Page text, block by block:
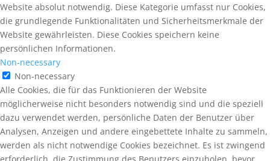
Website absolut notwendig. Diese Kategorie umfasst nur Cookies,
die grundlegende Funktionalitäten und Sicherheitsmerkmale der
Website gewährleisten. Diese Cookies speichern keine
persönlichen Informationen.
Non-necessary
Non-necessary
Alle Cookies, die für das Funktionieren der Website
möglicherweise nicht besonders notwendig sind und die speziell
dazu verwendet werden, persönliche Daten der Benutzer über
Analysen, Anzeigen und andere eingebettete Inhalte zu sammeln,
werden als nicht notwendige Cookies bezeichnet. Es ist zwingend